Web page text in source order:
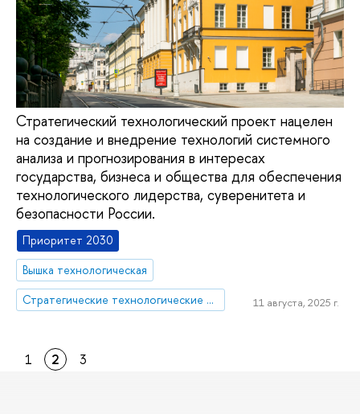
Стратегический технологический проект нацелен
на создание и внедрение технологий системного
анализа и прогнозирования в интересах
государства, бизнеса и общества для обеспечения
технологического лидерства, суверенитета и
безопасности России.
Приоритет 2030
Вышка технологическая
Стратегические технологические проекты
11 августа, 2025 г.
1 2 3